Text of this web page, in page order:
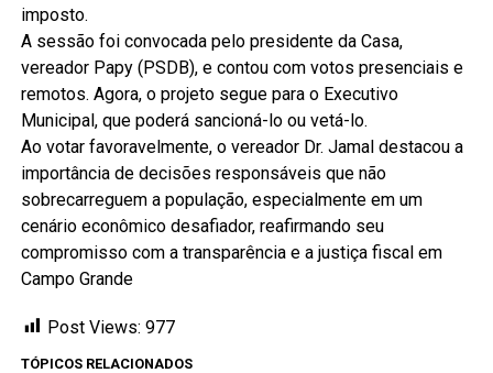
imposto.
A sessão foi convocada pelo presidente da Casa,
vereador Papy (PSDB), e contou com votos presenciais e
remotos. Agora, o projeto segue para o Executivo
Municipal, que poderá sancioná-lo ou vetá-lo.
Ao votar favoravelmente, o vereador Dr. Jamal destacou a
importância de decisões responsáveis que não
sobrecarreguem a população, especialmente em um
cenário econômico desafiador, reafirmando seu
compromisso com a transparência e a justiça fiscal em
Campo Grande
Post Views: 977
TÓPICOS RELACIONADOS